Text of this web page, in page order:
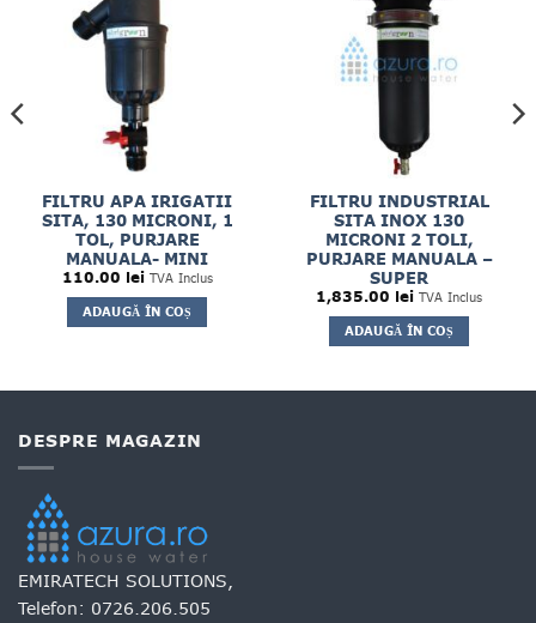
FILTRU APA IRIGATII
SITA, 130 MICRONI, 1
TOL, PURJARE
MANUALA- MINI
110.00 lei TVA Inclus
ADAUGĂ ÎN COȘ
FILTRU INDUSTRIAL
SITA INOX 130
MICRONI 2 TOLI,
PURJARE MANUALA –
SUPER
1,835.00 lei TVA Inclus
ADAUGĂ ÎN COȘ
DESPRE MAGAZIN
EMIRATECH SOLUTIONS,
Telefon: 0726.206.505